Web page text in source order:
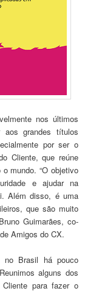
nos últimos
grandes títulos
por ser o
Cliente, que reúne
mundo. “O objetivo
e ajudar na
Além disso, é uma
que são muito
Guimarães, co-
Amigos do CX.
no Brasil há pouco
alguns dos
para fazer o